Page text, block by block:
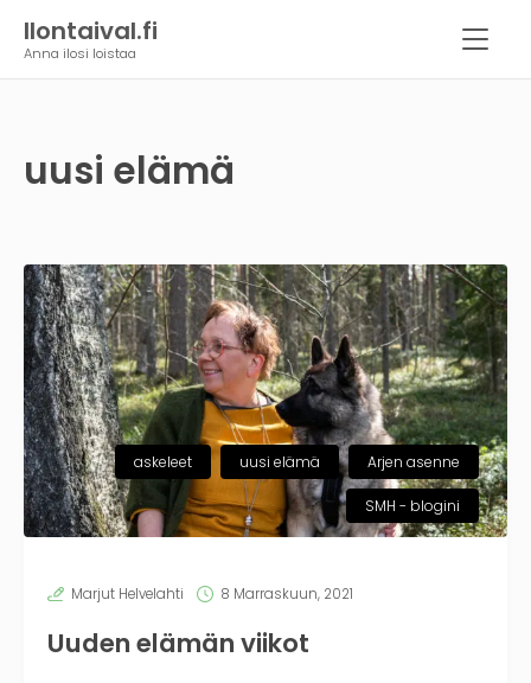
Ilontaival.fi
Anna ilosi loistaa
uusi elämä
askeleet uusi elämä Arjen asenne
SMH - blogini
Marjut Helvelahti 8 Marraskuun, 2021
Uuden elämän viikot